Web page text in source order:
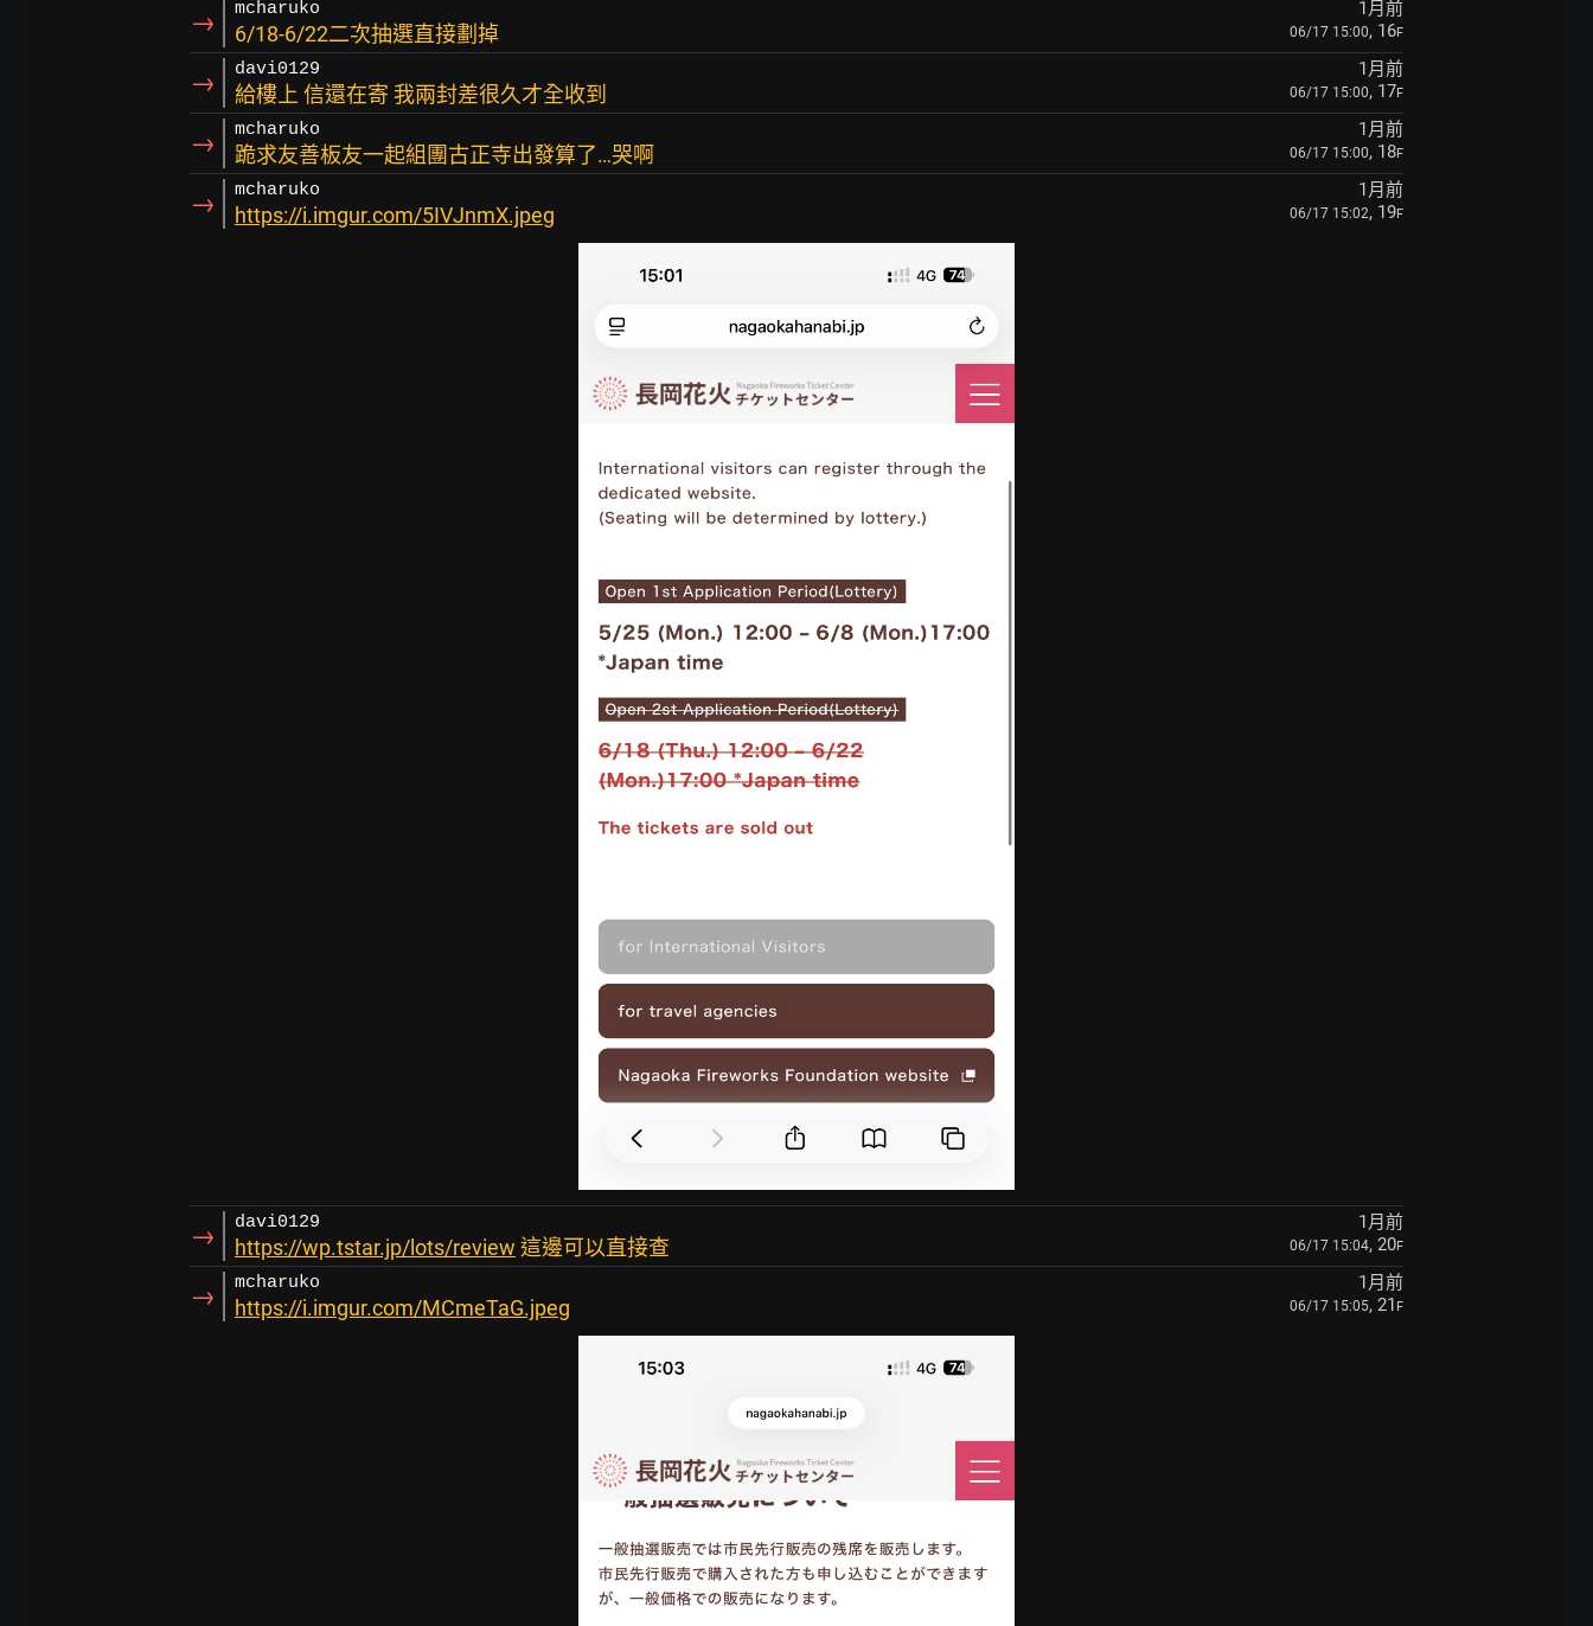
→ mcharuko 1月前
6/18-6/22二次抽選直接劃掉 06/17 15:00, 16F
→ davi0129 1月前
給樓上 信還在寄 我兩封差很久才全收到 06/17 15:00, 17F
→ mcharuko 1月前
跪求友善板友一起組團古正寺出發算了…哭啊 06/17 15:00, 18F
→ mcharuko 1月前
https://i.imgur.com/5IVJnmX.jpeg 06/17 15:02, 19F
→ davi0129 1月前
https://wp.tstar.jp/lots/review 這邊可以直接查 06/17 15:04, 20F
→ mcharuko 1月前
https://i.imgur.com/MCmeTaG.jpeg 06/17 15:05, 21 F